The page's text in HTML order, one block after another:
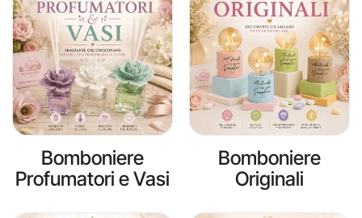
Bomboniere
Profumatori e Vasi
Bomboniere
Originali